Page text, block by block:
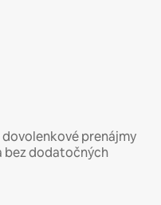
prenájmy
bez dodatočných